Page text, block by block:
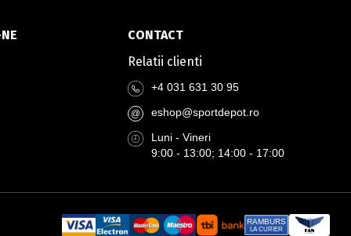
CONTACT
Relatii clienti
+4 031 631 30 95
@
eshop@sportdepot.ro
Luni - Vineri
9:00 - 13:00; 14:00 - 17:00
RAMBURS
LA CURIER